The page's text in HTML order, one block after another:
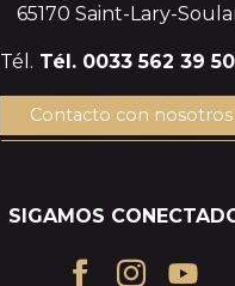
65170 Saint-Lary-
Tél. Tél. 0033 562 39
Contacto con nosotros
SIGAMOS